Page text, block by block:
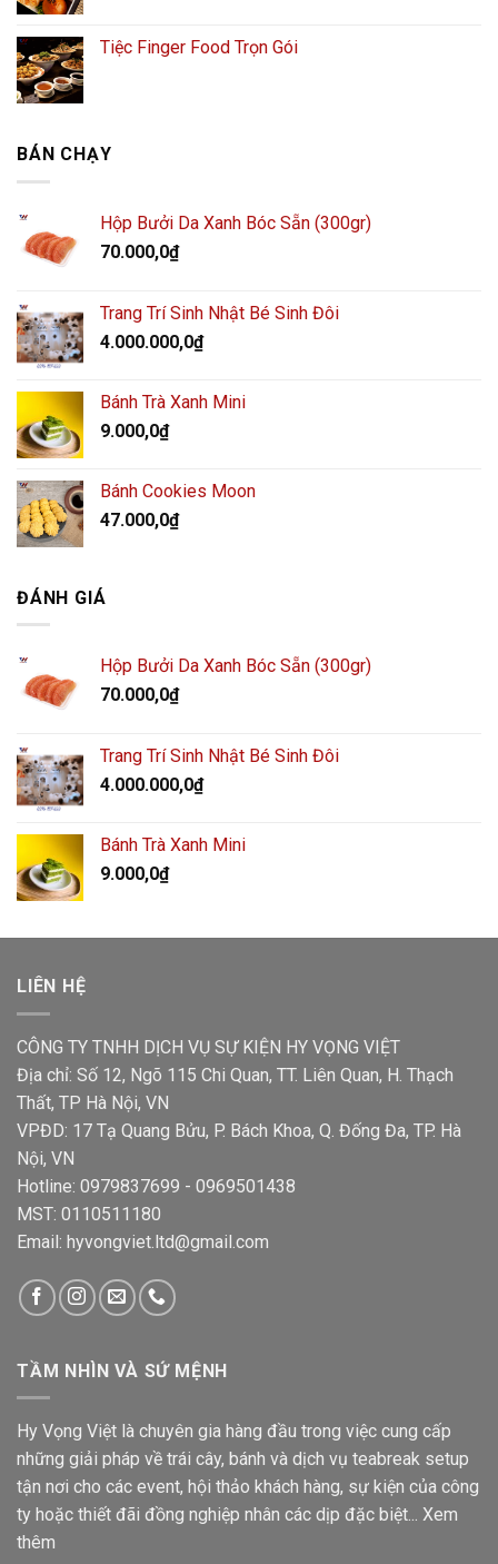
Tiệc Finger Food Trọn Gói
BÁN CHẠY
Hộp Bưởi Da Xanh Bóc Sẵn (300gr)
70.000,0₫
Trang Trí Sinh Nhật Bé Sinh Đôi
4.000.000,0₫
Bánh Trà Xanh Mini
9.000,0₫
Bánh Cookies Moon
47.000,0₫
ĐÁNH GIÁ
Hộp Bưởi Da Xanh Bóc Sẵn (300gr)
70.000,0₫
Trang Trí Sinh Nhật Bé Sinh Đôi
4.000.000,0₫
Bánh Trà Xanh Mini
9.000,0₫
LIÊN HỆ
CÔNG TY TNHH DỊCH VỤ SỰ KIỆN HY VỌNG VIỆT
Địa chỉ: Số 12, Ngõ 115 Chi Quan, TT. Liên Quan, H. Thạch
Thất, TP Hà Nội, VN
VPĐD: 17 Tạ Quang Bửu, P. Bách Khoa, Q. Đống Đa, TP. Hà
Nội, VN
Hotline: 0979837699 - 0969501438
MST: 0110511180
Email: hyvongviet.ltd@gmail.com
TẦM NHÌN VÀ SỨ MỆNH
Hy Vọng Việt là chuyên gia hàng đầu trong việc cung cấp
những giải pháp về trái cây, bánh và dịch vụ teabreak setup
tận nơi cho các event, hội thảo khách hàng, sự kiện của công
ty hoặc thiết đãi đồng nghiệp nhân các dịp đặc biệt... Xem
thêm